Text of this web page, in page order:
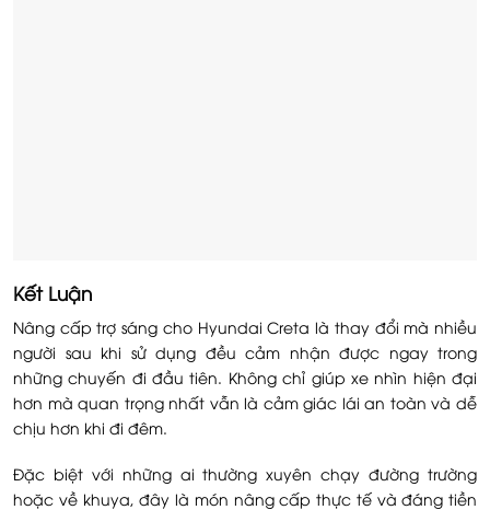
Kết Luận
Nâng cấp trợ sáng cho Hyundai Creta là thay đổi mà nhiều
người sau khi sử dụng đều cảm nhận được ngay trong
những chuyến đi đầu tiên. Không chỉ giúp xe nhìn hiện đại
hơn mà quan trọng nhất vẫn là cảm giác lái an toàn và dễ
chịu hơn khi đi đêm.
Đặc biệt với những ai thường xuyên chạy đường trường
hoặc về khuya, đây là món nâng cấp thực tế và đáng tiền